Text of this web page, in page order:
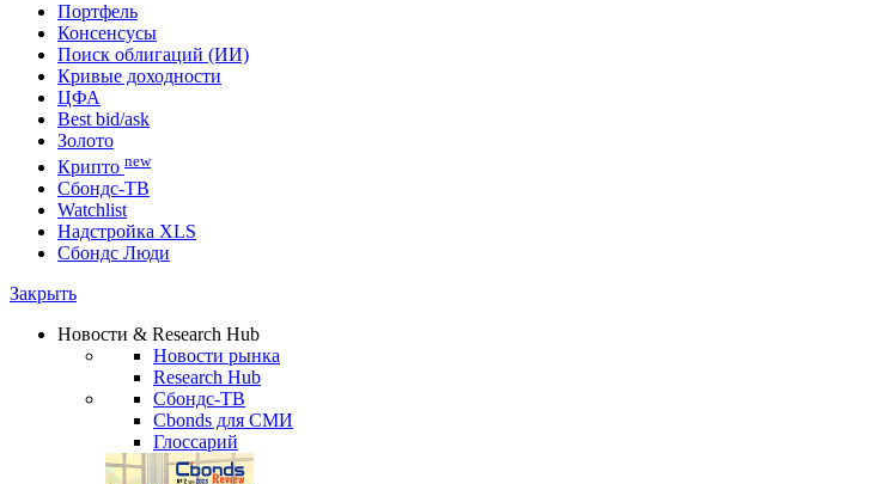
Портфель
Консенсусы
Поиск облигаций (ИИ)
Кривые доходности
ЦФА
Best bid/ask
Золото
Крипто new
Сбондс-ТВ
Watchlist
Надстройка XLS
Сбондс Люди
Закрыть
Новости & Research Hub
Новости рынка
Research Hub
Сбондс-ТВ
Cbonds для СМИ
Глоссарий